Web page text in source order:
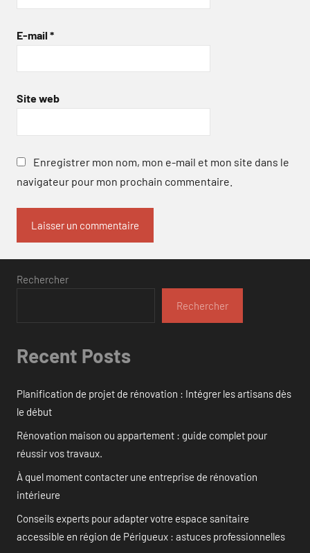
E-mail *
Site web
Enregistrer mon nom, mon e-mail et mon site dans le
navigateur pour mon prochain commentaire.
Rechercher
Rechercher
Recent Posts
Planification de projet de rénovation : Intégrer les artisans dès
le début
Rénovation maison ou appartement : guide complet pour
réussir vos travaux.
À quel moment contacter une entreprise de rénovation
intérieure
Conseils experts pour adapter votre espace sanitaire
accessible en région de Périgueux : astuces professionnelles